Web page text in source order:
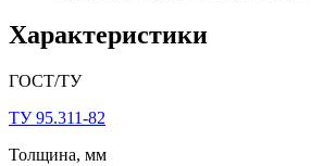
Характеристики
ГОСТ/ТУ
ТУ 95.311-82
Толщина, мм